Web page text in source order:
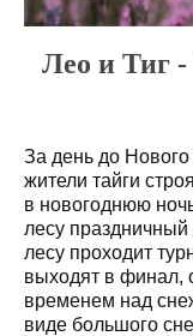
Лео и Тиг
За день до Нового
жители тайги
в новогоднюю
лесу
лесу проходит
выходят в финал,
временем над
виде большого